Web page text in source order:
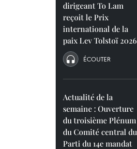
dirigeant To Lam
reçoit le Prix
international de la
paix Lev Tolstoï 2026
ÉCOUTER
Actualité de la
semaine : Ouverture
du troisième Plénum
du Comité central du
Parti du 14e mandat